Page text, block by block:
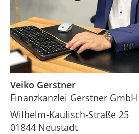
Veiko Gerstner
Finanzkanzlei Gerstner GmbH
Wilhelm-Kaulisch-Straße 25
01844 Neustadt